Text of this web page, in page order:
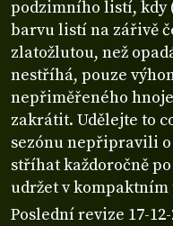
podzimního listí, kdy
barvu listí na zářivě
zlatožlutou, než
nestříhá, pouze
nepřiměřeného
zakrátit. Udělejte to
sezónu nepřipravili o
stříhat každoročně
udržet v kompaktním
Poslední revize 17-12-